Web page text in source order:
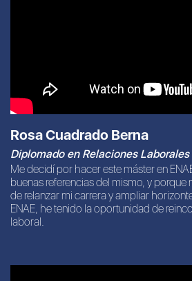
Rosa Cuadrado Berna
Diplomado en Relaciones Laborales
Me decidí por hacer este máster en
buenas referencias del mismo, y
de relanzar mi carrera y ampliar
ENAE, he tenido la oportunidad de
laboral.